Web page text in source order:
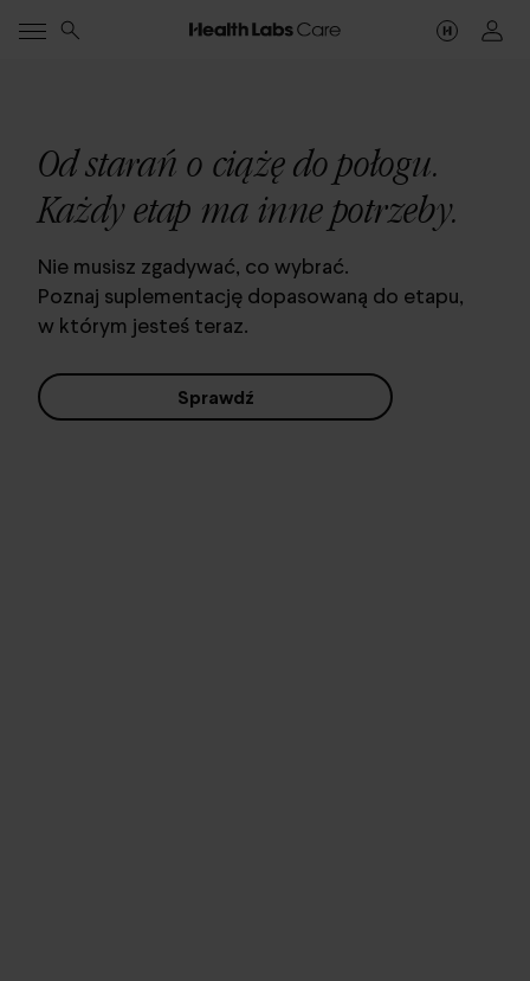
Od starań o ciążę do połogu.
Każdy etap ma inne potrzeby.
Nie musisz zgadywać, co wybrać.
Poznaj suplementację dopasowaną do etapu,
w którym jesteś teraz.
Sprawdź